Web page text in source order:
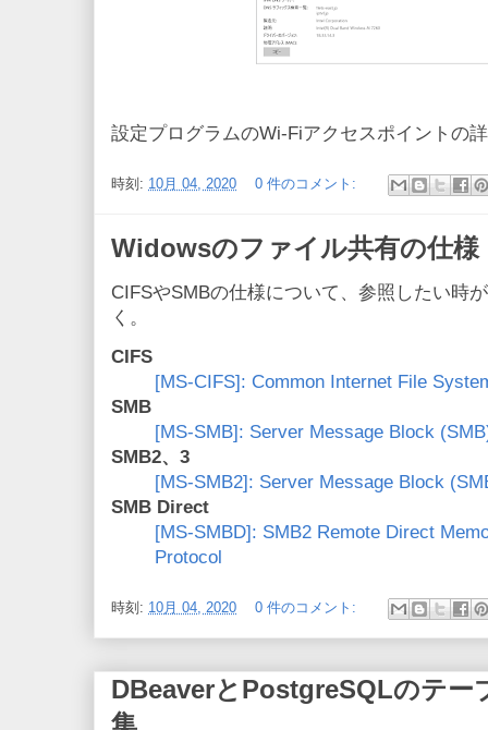
設定プログラムのWi-Fiアクセスポイントの
時刻: 10月 04, 2020 0 件のコメント:
Widowsのファイル共有の仕様
CIFSやSMBの仕様について、参照したい時
く。
CIFS
[MS-CIFS]: Common Internet File
SMB
[MS-SMB]: Server Message Block
SMB2、3
[MS-SMB2]: Server Message Block
SMB Direct
[MS-SMBD]: SMB2 Remote Direct
Protocol
時刻: 10月 04, 2020 0 件のコメント:
DBeaverとPostgreSQLのテー